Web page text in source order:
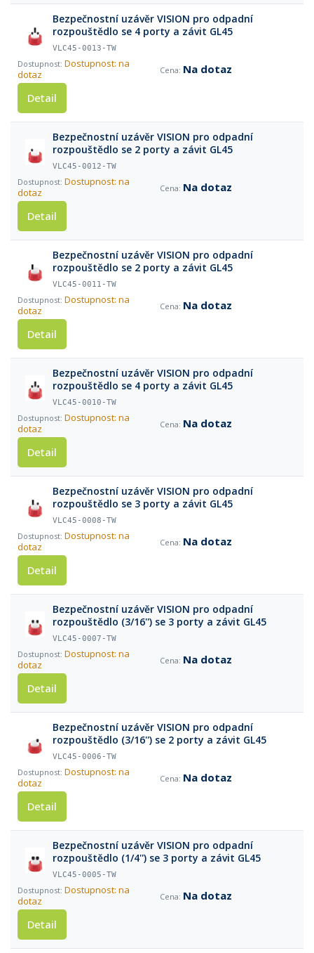
Bezpečnostní uzávěr VISION pro odpadní
rozpouštědlo se 4 porty a závit GL45
VLC45-0013-TW
Dostupnost: na
dotaz
Na dotaz
Detail
Bezpečnostní uzávěr VISION pro odpadní
rozpouštědlo se 2 porty a závit GL45
VLC45-0012-TW
Dostupnost: na
dotaz
Na dotaz
Detail
Bezpečnostní uzávěr VISION pro odpadní
rozpouštědlo se 2 porty a závit GL45
VLC45-0011-TW
Dostupnost: na
dotaz
Na dotaz
Detail
Bezpečnostní uzávěr VISION pro odpadní
rozpouštědlo se 4 porty a závit GL45
VLC45-0010-TW
Dostupnost: na
dotaz
Na dotaz
Detail
Bezpečnostní uzávěr VISION pro odpadní
rozpouštědlo se 3 porty a závit GL45
VLC45-0008-TW
Dostupnost: na
dotaz
Na dotaz
Detail
Bezpečnostní uzávěr VISION pro odpadní
rozpouštědlo (3/16'') se 3 porty a závit GL45
VLC45-0007-TW
Dostupnost: na
dotaz
Na dotaz
Detail
Bezpečnostní uzávěr VISION pro odpadní
rozpouštědlo (3/16'') se 2 porty a závit GL45
VLC45-0006-TW
Dostupnost: na
dotaz
Na dotaz
Detail
Bezpečnostní uzávěr VISION pro odpadní
rozpouštědlo (1/4'') se 3 porty a závit GL45
VLC45-0005-TW
Dostupnost: na
dotaz
Na dotaz
Detail